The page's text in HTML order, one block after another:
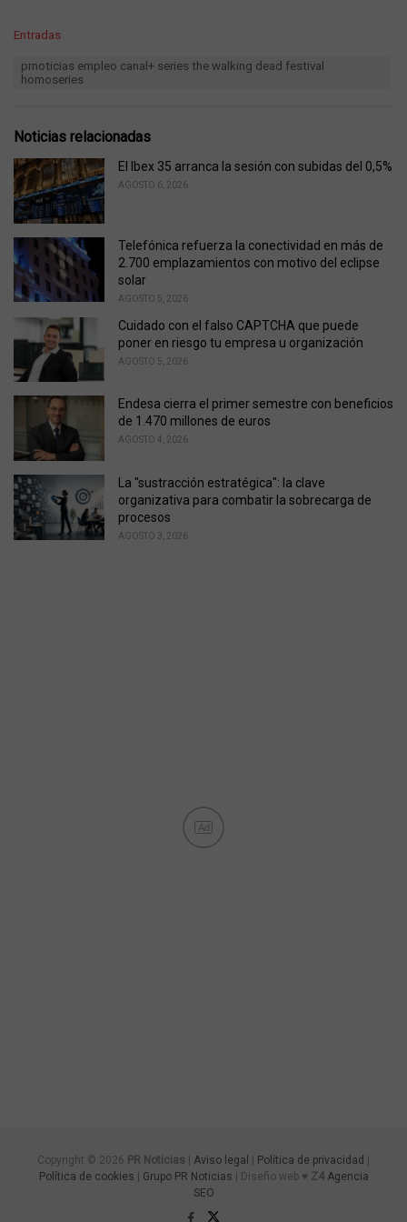
C
r
e
s
:
Entradas
:
prnoticias empleo canal+ series the walking dead festival
homoseries
Noticias relacionadas
El Ibex 35 arranca la sesión con subidas del 0,5%
AGOSTO 6, 2026
Telefónica refuerza la conectividad en más de
2.700 emplazamientos con motivo del eclipse
solar
AGOSTO 5, 2026
Cuidado con el falso CAPTCHA que puede
poner en riesgo tu empresa u organización
AGOSTO 5, 2026
Endesa cierra el primer semestre con beneficios
de 1.470 millones de euros
AGOSTO 4, 2026
La "sustracción estratégica": la clave
organizativa para combatir la sobrecarga de
procesos
AGOSTO 3, 2026
Ad
Copyright © 2026 PR Noticias | Aviso legal | Política de privacidad |
Política de cookies | Grupo PR Noticias | Diseño web ♥ Z4 Agencia
SEO